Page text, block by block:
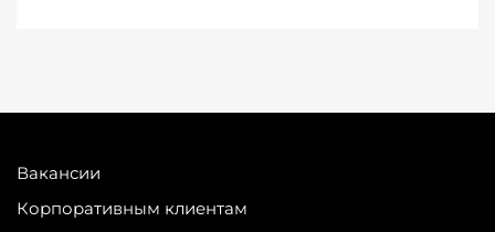
Вакансии
Корпоративным клиентам